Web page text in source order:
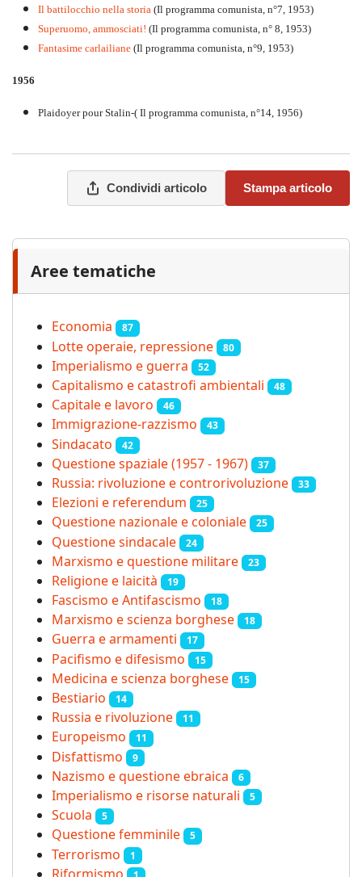
Il battilocchio nella storia (Il programma comunista, n°7, 1953)
Superuomo, ammosciati! (Il programma comunista, n° 8, 1953)
Fantasime carlailiane (Il programma comunista, n°9, 1953)
1956
Plaidoyer pour Stalin-( Il programma comunista, n°14, 1956)
Condividi articolo Stampa articolo
Aree tematiche
Economia 87
Lotte operaie, repressione 80
Imperialismo e guerra 52
Capitalismo e catastrofi ambientali 48
Capitale e lavoro 46
Immigrazione-razzismo 43
Sindacato 42
Questione spaziale (1957 - 1967) 37
Russia: rivoluzione e controrivoluzione 33
Elezioni e referendum 25
Questione nazionale e coloniale 25
Questione sindacale 24
Marxismo e questione militare 23
Religione e laicità 19
Fascismo e Antifascismo 18
Marxismo e scienza borghese 18
Guerra e armamenti 17
Pacifismo e difesismo 15
Medicina e scienza borghese 15
Bestiario 14
Russia e rivoluzione 11
Europeismo 11
Disfattismo 9
Nazismo e questione ebraica 6
Imperialismo e risorse naturali 5
Scuola 5
Questione femminile 5
Terrorismo 1